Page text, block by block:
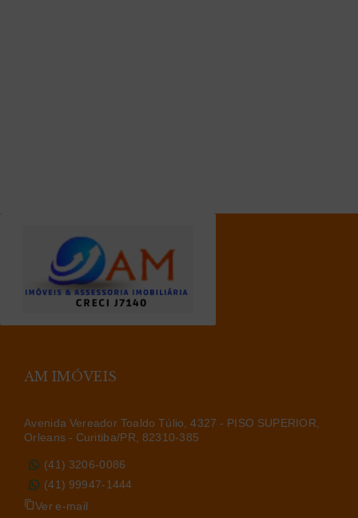
AM IMÓVEIS
Avenida Vereador Toaldo Túlio, 4327 - PISO SUPERIOR,
Orleans - Curitiba/PR, 82310-385
(41) 3206-0086
(41) 99947-1444
Ver e-mail